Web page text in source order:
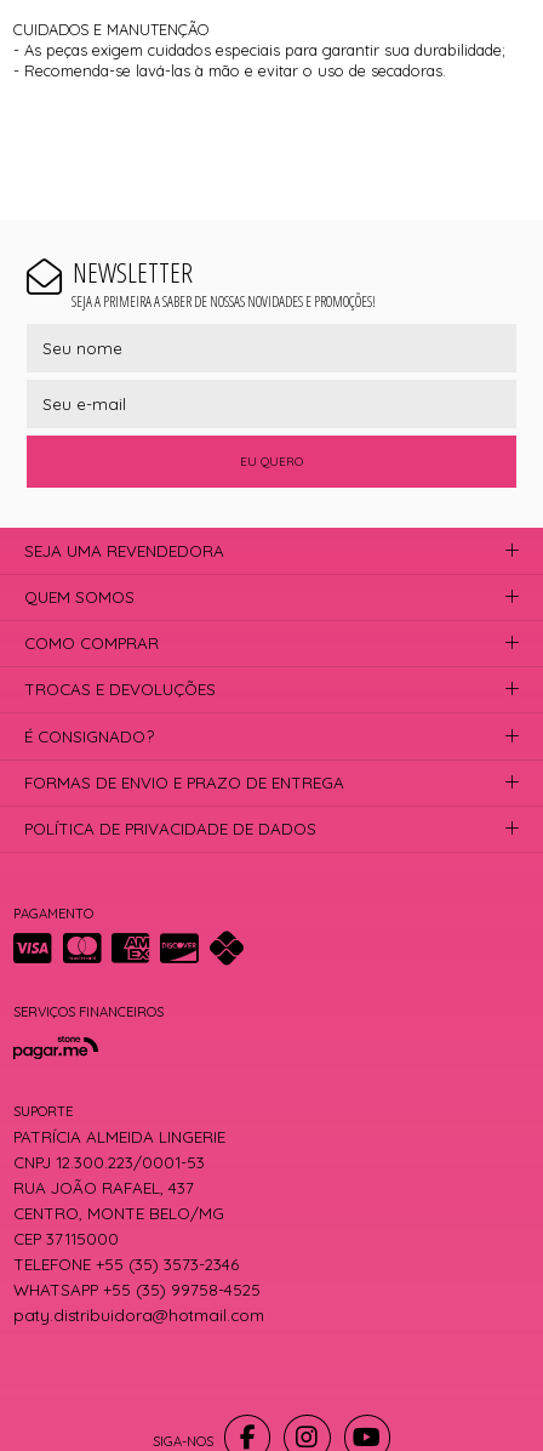
CUIDADOS E MANUTENÇÃO
- As peças exigem cuidados especiais para garantir sua durabilidade;
- Recomenda-se lavá-las à mão e evitar o uso de secadoras.
NEWSLETTER
SEJA A PRIMEIRA A SABER DE NOSSAS NOVIDADES E PROMOÇÕES!
EU QUERO
PAGAMENTO
SERVIÇOS FINANCEIROS
SUPORTE
PATRÍCIA ALMEIDA LINGERIE
CNPJ 12.300.223/0001-53
RUA JOÃO RAFAEL, 437
CENTRO, MONTE BELO/MG
CEP 37115000
TELEFONE +55 (35) 3573-2346
WHATSAPP +55 (35) 99758-4525
paty.distribuidora@hotmail.com
SEJA UMA REVENDEDORA
QUEM SOMOS
COMO COMPRAR
TROCAS E DEVOLUÇÕES
É CONSIGNADO?
FORMAS DE ENVIO E PRAZO DE ENTREGA
POLÍTICA DE PRIVACIDADE DE DADOS